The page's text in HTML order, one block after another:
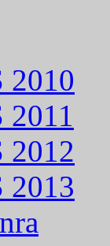
2010
2011
2012
2013